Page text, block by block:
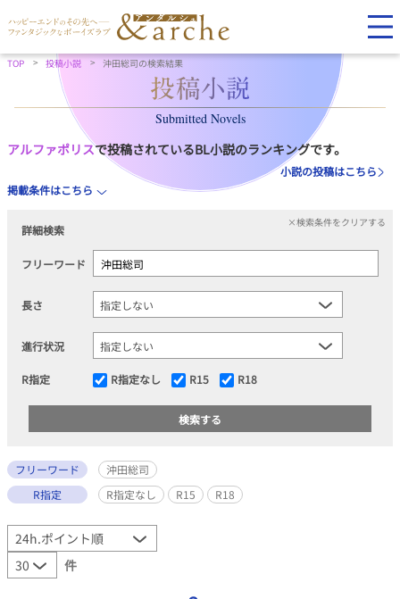
TOP 投稿小説 沖田総司の検索結果
Submitted Novels
アルファポリスで投稿されているBL小説のランキングです。
小説の投稿はこちら
掲載条件はこちら
詳細検索
×検索条件をクリアする
フリーワード
長さ
進行状況
R指定 R指定なし R15 R18
フリーワード
沖田総司
R指定
R指定なし R15 R18
件